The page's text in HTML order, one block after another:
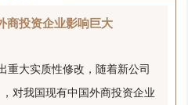
商投资企业影响巨大
重大实质性修改，随着新公司
对我国现有中国外商投资企业